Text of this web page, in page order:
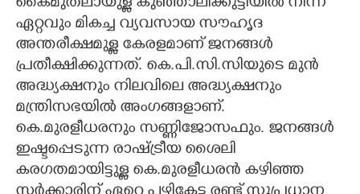
ഏറ്റവും മികച്ച വ്യവസായ സൗഹൃദ
അന്തരീക്ഷമുള്ള കേരളമാണ് ജനങ്ങൾ
പ്രതീക്ഷിക്കുന്നത്. കെ.പി.സി.സിയുടെ മുൻ
അദ്ധ്യക്ഷനും നിലവിലെ അദ്ധ്യക്ഷനും
മന്ത്രിസഭയിൽ അംഗങ്ങളാണ്.
കെ.മുരളീധരനും സണ്ണിജോസഫും. ജനങ്ങൾ
ഇഷ്ടപ്പെടുന്ന രാഷ്ട്രീയ ശൈലി
കരഗതമായിട്ടുള്ള കെ.മുരളീധരൻ കഴിഞ്ഞ